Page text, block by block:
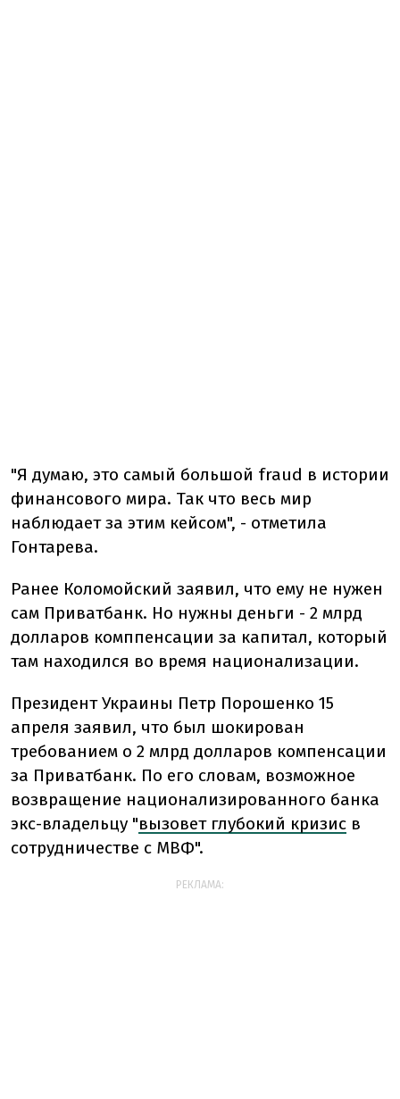
"Я думаю, это самый большой fraud в истории
финансового мира. Так что весь мир
наблюдает за этим кейсом", - отметила
Гонтарева.
Ранее Коломойский заявил, что ему не нужен
сам Приватбанк. Но нужны деньги - 2 млрд
долларов комппенсации за капитал, который
там находился во время национализации.
Президент Украины Петр Порошенко 15
апреля заявил, что был шокирован
требованием о 2 млрд долларов компенсации
за Приватбанк. По его словам, возможное
возвращение национализированного банка
экс-владельцу "вызовет глубокий кризис в
сотрудничестве с МВФ".
РЕКЛАМА: